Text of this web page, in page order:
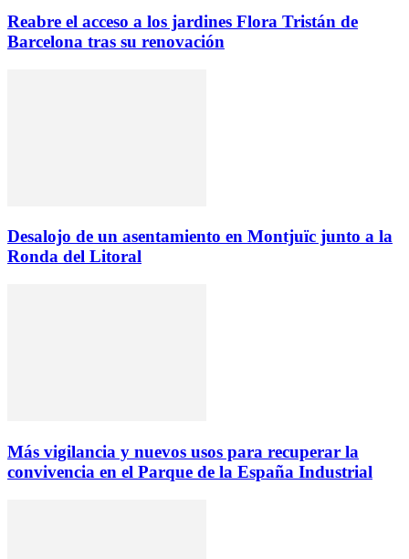
Reabre el acceso a los jardines Flora Tristán de
Barcelona tras su renovación
Desalojo de un asentamiento en Montjuïc junto a la
Ronda del Litoral
Más vigilancia y nuevos usos para recuperar la
convivencia en el Parque de la España Industrial